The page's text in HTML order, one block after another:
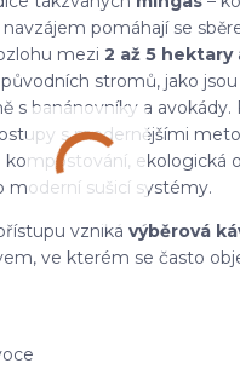
pomáhají se
mezi 2 až 5 hektary
stromů, jako
s banánovníky a avokády.
s modernějšími
kompostování, ekologická
sušicí systémy.
vzniká výběrová
ve kterém se často